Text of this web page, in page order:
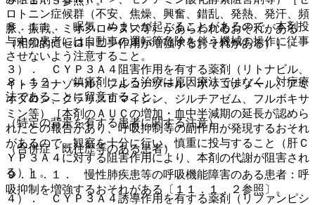
ロトニン症候群（不安、焦燥、興奮、錯乱、発熱、発汗、頻
脈、振戦、ミオクローヌス等）があらわれるおそれがある
（相加的にセロトニン作用が増強するおそれがある）］。
３）． ＣＹＰ３Ａ４阻害作用を有する薬剤（リトナビル、
イトラコナゾール、フルコナゾール、ボリコナゾール、アミ
オダロン、クラリスロマイシン、ジルチアゼム、フルボキサ
ミン等）［本剤のＡＵＣの増加・血中半減期の延長が認めら
れたとの報告があり、呼吸抑制等の副作用が発現するおそれ
があるので、観察を十分に行い、慎重に投与すること（肝Ｃ
ＹＰ３Ａ４に対する阻害作用により、本剤の代謝が阻害され
る）］。
４）． ＣＹＰ３Ａ４誘導作用を有する薬剤（リファンピシ
８．１１． 眠気、めまいが起こることがあるので、本剤投
与中の患者には自動車の運転等危険を伴う機械の操作に従事
させないよう注意すること。
８．１２． 鎮痛剤による治療は原因療法ではなく、対症療
法であることに留意すること。
（特定の背景を有する患者に関する注意）
（合併症・既往歴等のある患者）
９．１．１． 慢性肺疾患等の呼吸機能障害のある患者：呼
吸抑制を増強するおそれがある〔１１．１．２参照〕。